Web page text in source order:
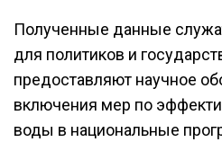
Полученные данные
для политиков и
предоставляют научное
включения мер по
воды в национальные